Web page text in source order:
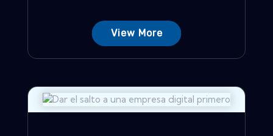
View More